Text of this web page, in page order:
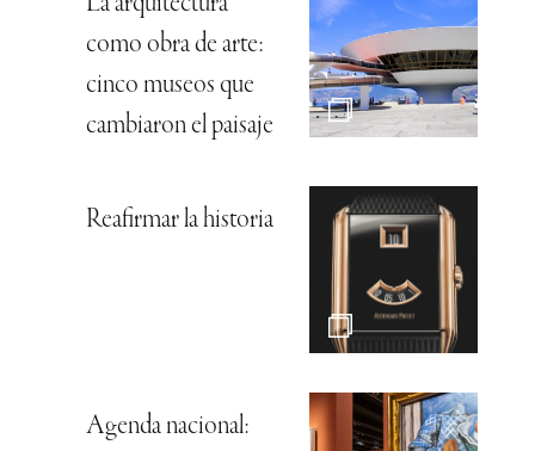
como obra de arte:
cinco museos que
cambiaron el paisaje
Reafirmar la historia
Agenda nacional: